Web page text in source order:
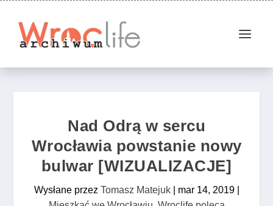
Nad Odrą w sercu
Wrocławia powstanie nowy
bulwar [WIZUALIZACJE]
Wysłane przez Tomasz Matejuk| mar 14, 2019|